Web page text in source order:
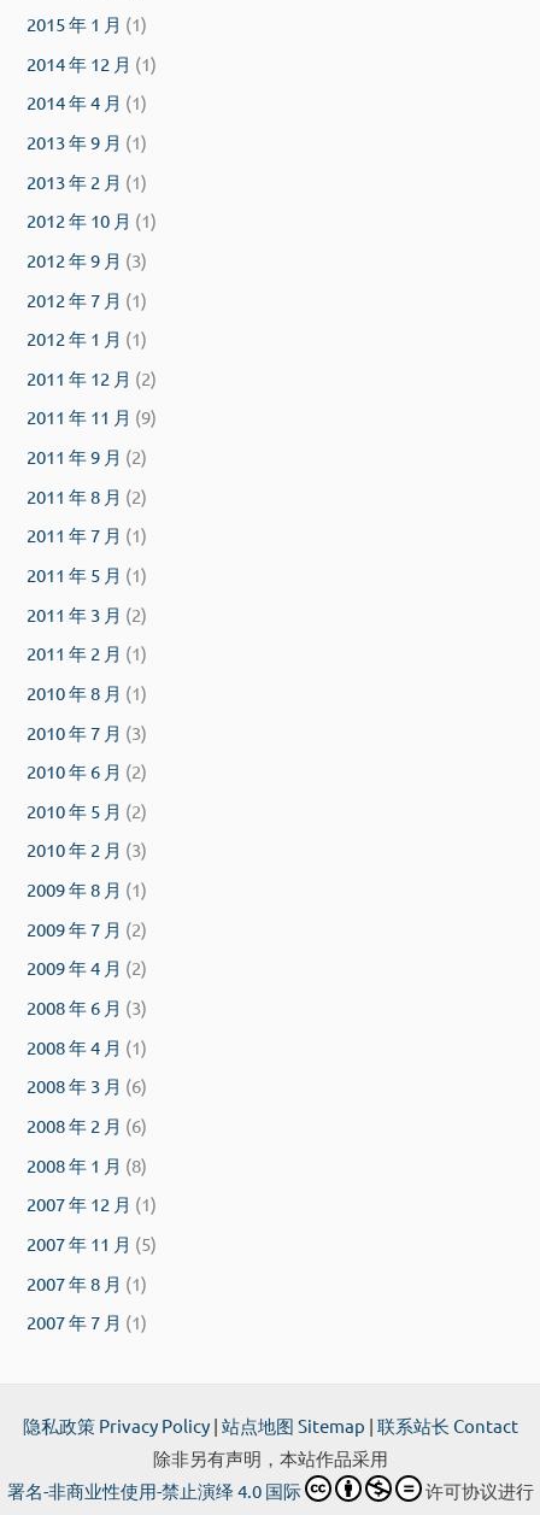
2015 年 1 月 (1)
2014 年 12 月 (1)
2014 年 4 月 (1)
2013 年 9 月 (1)
2013 年 2 月 (1)
2012 年 10 月 (1)
2012 年 9 月 (3)
2012 年 7 月 (1)
2012 年 1 月 (1)
2011 年 12 月 (2)
2011 年 11 月 (9)
2011 年 9 月 (2)
2011 年 8 月 (2)
2011 年 7 月 (1)
2011 年 5 月 (1)
2011 年 3 月 (2)
2011 年 2 月 (1)
2010 年 8 月 (1)
2010 年 7 月 (3)
2010 年 6 月 (2)
2010 年 5 月 (2)
2010 年 2 月 (3)
2009 年 8 月 (1)
2009 年 7 月 (2)
2009 年 4 月 (2)
2008 年 6 月 (3)
2008 年 4 月 (1)
2008 年 3 月 (6)
2008 年 2 月 (6)
2008 年 1 月 (8)
2007 年 12 月 (1)
2007 年 11 月 (5)
2007 年 8 月 (1)
2007 年 7 月 (1)
隐私政策 Privacy Policy| 站点地图 Sitemap | 联系站长 Contact
除非另有声明，本站作品采用
署名-非商业性使用-禁止演绎 4.0 国际
许可协议进行